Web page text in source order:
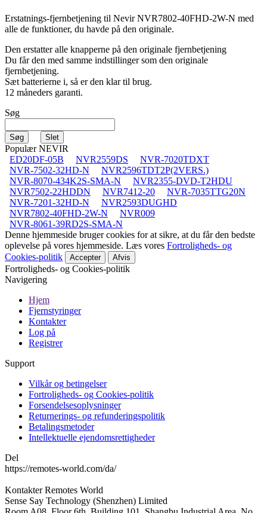
Erstatnings-fjernbetjening til Nevir NVR7802-40FHD-2W-N med
alle de funktioner, du havde på den originale.
Den erstatter alle knapperne på den originale fjernbetjening
Du får den med samme indstillinger som den originale
fjernbetjening.
Sæt batterierne i, så er den klar til brug.
12 måneders garanti.
Søg
Populær NEVIR
ED20DF-05B
NVR2559DS
NVR-7020TDXT
NVR-7502-32HD-N
NVR2596TDT2P(2VERS.)
NVR-8070-434K2S-SMA-N
NVR2355-DVD-T2HDU
NVR7502-22HDDN
NVR7412-20
NVR-7035TTG20N
NVR-7201-32HD-N
NVR2593DUGHD
NVR7802-40FHD-2W-N
NVR009
NVR-8061-39RD2S-SMA-N
Denne hjemmeside bruger cookies for at sikre, at du får den bedste
oplevelse på vores hjemmeside. Læs vores Fortroligheds- og
Cookies-politik
Accepter Afvis
Fortroligheds- og Cookies-politik
Navigering
Hjem
Fjernstyringer
Kontakter
Log på
Registrer
Support
Vilkår og betingelser
Fortroligheds- og Cookies-politik
Forsendelsesoplysninger
Returnerings- og refunderingspolitik
Betalingsmetoder
Intellektuelle ejendomsrettigheder
Del
https://remotes-world.com/da/
Kontakter Remotes World
Sense Say Technology (Shenzhen) Limited